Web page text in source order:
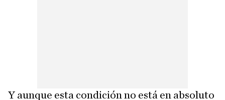
Y aunque esta condición no está en absoluto